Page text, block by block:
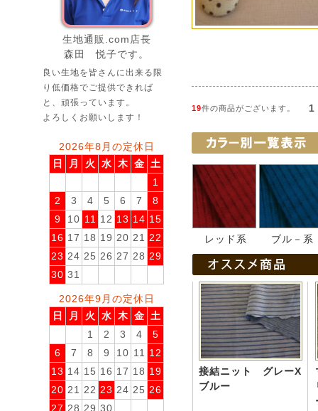
生地通販.com店長
森田 悦子です。
良い生地を皆さんに出来る限
り低価格でご提供できれば
と、頑張っています。
よろしくお願いします！
2026年8月の定休日
日
月 火 水 木 金 土
1
2
3 4 5 6 7
8
9
10 11 12 13 14 15
16 17 18 19 20 21 22
23 24 25 26 27 28 29
30 31
2026年9月の定休日
日
月 火 水 木 金 土
1
2 3 4
5
6
7 8 9 10 11 12
13 14 15 16 17 18 19
20 21 22 23 24 25 26
27 28 29 30
19件の商品がございます。 1
レッド系 ブル－系
接結ニット グレーX
ブルー